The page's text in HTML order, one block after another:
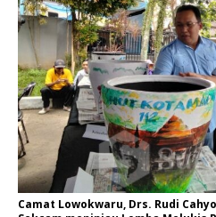
Camat Lowokwaru, Drs. Rudi